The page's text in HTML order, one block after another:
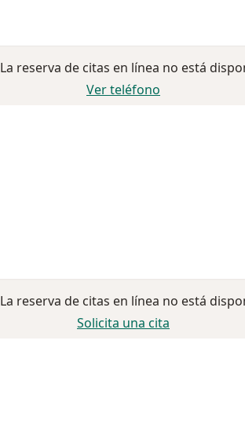
La reserva de citas en línea no está
Ver teléfono
La reserva de citas en línea no está
Solicita una cita